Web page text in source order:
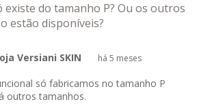
existe do tamanho P? Ou os outros
estão disponíveis?
Versiani SKIN há 5 meses
só fabricamos no tamanho P
outros tamanhos.